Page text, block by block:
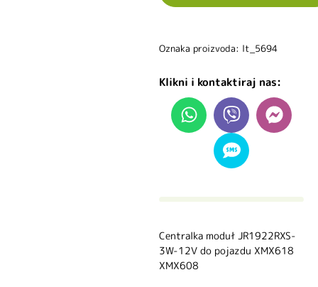
Oznaka proizvoda: lt_5694
Klikni i kontaktiraj nas:
Centralka moduł JR1922RXS-
3W-12V do pojazdu XMX618
XMX608